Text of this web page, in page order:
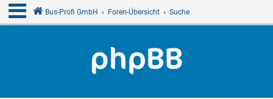
Bus-Profi GmbH Foren-Übersicht Suche